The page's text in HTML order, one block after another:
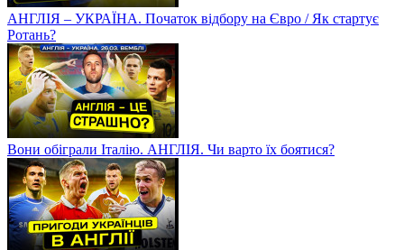
АНГЛІЯ – УКРАЇНА. Початок відбору на Євро / Як стартує
Ротань?
Вони обіграли Італію. АНГЛІЯ. Чи варто їх боятися?